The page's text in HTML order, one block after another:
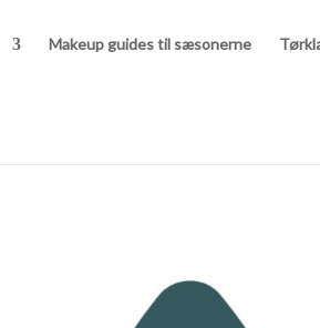
Makeup guides til sæsonerne